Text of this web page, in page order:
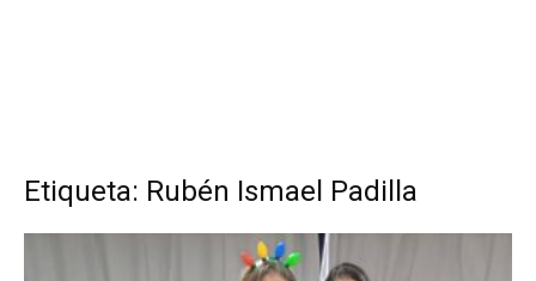
Etiqueta: Rubén Ismael Padilla